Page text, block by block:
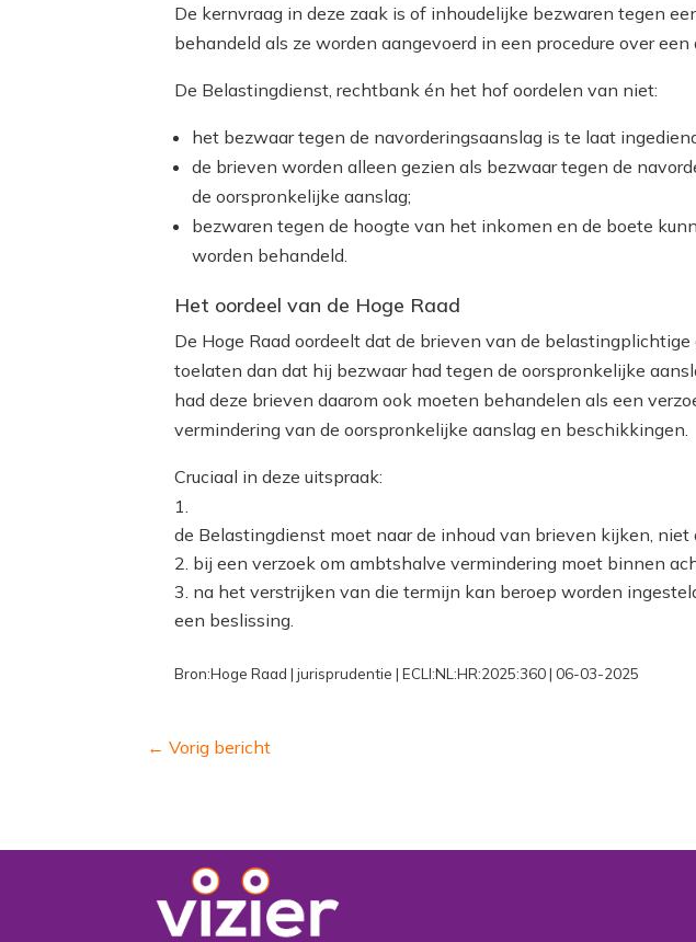
De kernvraag in deze zaak is of inhoudelijke bezwaren tegen
behandeld als ze worden aangevoerd in een procedure over een
De Belastingdienst, rechtbank én het hof oordelen van niet:
het bezwaar tegen de navorderingsaanslag is te laat
de brieven worden alleen gezien als bezwaar tegen de
de oorspronkelijke aanslag;
bezwaren tegen de hoogte van het inkomen en de boete
worden behandeld.
Het oordeel van de Hoge Raad
De Hoge Raad oordeelt dat de brieven van de belastingplichtige
toelaten dan dat hij bezwaar had tegen de oorspronkelijke
had deze brieven daarom ook moeten behandelen als een
vermindering van de oorspronkelijke aanslag en beschikkingen.
Cruciaal in deze uitspraak:
de Belastingdienst moet naar de inhoud van brieven kijken, niet
bij een verzoek om ambtshalve vermindering moet binnen
na het verstrijken van die termijn kan beroep worden
een beslissing.
Bron:Hoge Raad | jurisprudentie | ECLI:NL:HR:2025:360 | 06-03-2025
←Vorig bericht